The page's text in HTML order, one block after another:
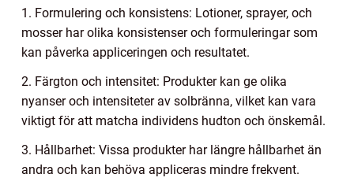
1. Formulering och konsistens: Lotioner, sprayer, och
mosser har olika konsistenser och formuleringar som
kan påverka appliceringen och resultatet.
2. Färgton och intensitet: Produkter kan ge olika
nyanser och intensiteter av solbränna, vilket kan vara
viktigt för att matcha individens hudton och önskemål.
3. Hållbarhet: Vissa produkter har längre hållbarhet än
andra och kan behöva appliceras mindre frekvent.